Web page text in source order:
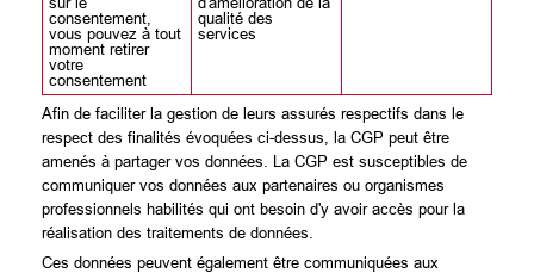
consentement,
vous pouvez à tout
moment retirer
votre
consentement
qualité des
services
Afin de faciliter la gestion de leurs assurés respectifs dans le
respect des finalités évoquées ci-dessus, la CGP peut être
amenés à partager vos données. La CGP est susceptibles de
communiquer vos données aux partenaires ou organismes
professionnels habilités qui ont besoin d'y avoir accès pour la
réalisation des traitements de données.
Ces données peuvent également être communiquées aux